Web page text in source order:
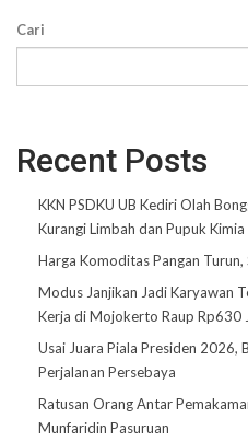
Cari
Recent Posts
KKN PSDKU UB Kediri Olah
Kurangi Limbah dan Pupuk
Harga Komoditas Pangan
Modus Janjikan Jadi Karyawan
Kerja di Mojokerto Raup Rp630
Usai Juara Piala Presiden 2026,
Perjalanan Persebaya
Ratusan Orang Antar
Munfaridin Pasuruan